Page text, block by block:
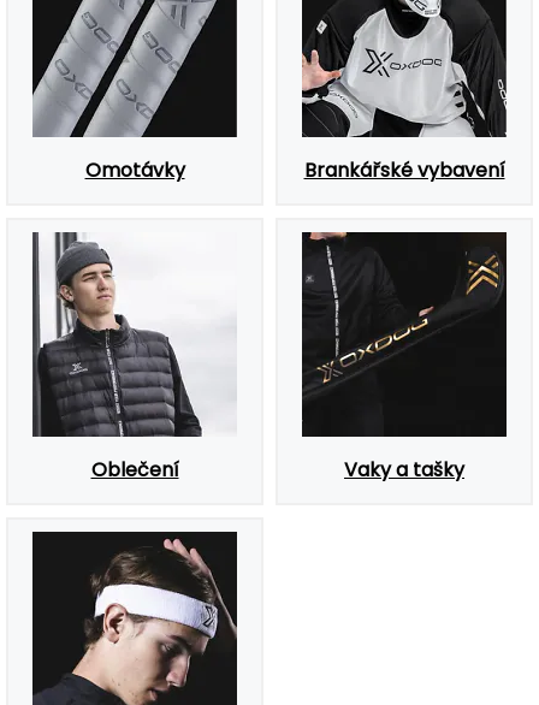
Omotávky Brankářské vybavení
Oblečení Vaky a tašky